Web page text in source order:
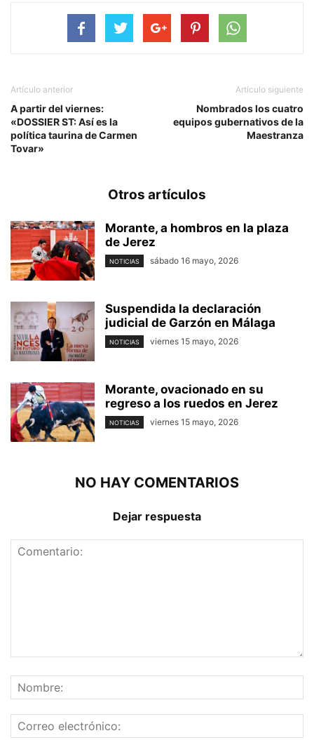
Artículo anterior
A partir del viernes:
«DOSSIER ST: Así es la
política taurina de Carmen
Tovar»
Artículo siguiente
Nombrados los cuatro
equipos gubernativos de la
Maestranza
Otros artículos
Morante, a hombros en la plaza
de Jerez
NOTICIAS sábado 16 mayo, 2026
Suspendida la declaración
judicial de Garzón en Málaga
NOTICIAS viernes 15 mayo, 2026
Morante, ovacionado en su
regreso a los ruedos en Jerez
NOTICIAS viernes 15 mayo, 2026
NO HAY COMENTARIOS
Dejar respuesta